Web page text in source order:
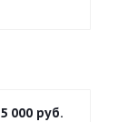
5 000руб.